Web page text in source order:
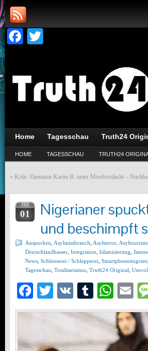
Facebook
Home Tagesschau Truth24
HOME TAGESSCHAU TRUTH24
« Köln: Ehemann Karim B. unter Mordverdacht –
FEB
01
Nigerianer
und beschimpft
Anspucken Asylmissbrauch Asylterror
Deutschlandhasser Integration Islamisierung
News Schleuserei / Schlepperei Smartphonemigrant
Tagesschau Totalitarismus Truth24 Original
Facebook
Twitter
VK Tumblr